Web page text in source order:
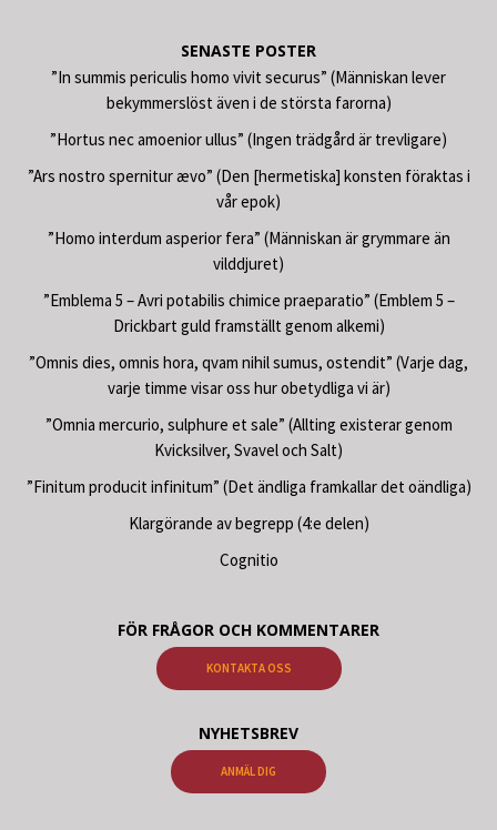
SENASTE POSTER
”In summis periculis homo vivit securus” (Människan lever
bekymmerslöst även i de största farorna)
”Hortus nec amoenior ullus” (Ingen trädgård är trevligare)
”Ars nostro spernitur ævo” (Den [hermetiska] konsten föraktas i
vår epok)
”Homo interdum asperior fera” (Människan är grymmare än
vilddjuret)
”Emblema 5 – Avri potabilis chimice praeparatio” (Emblem 5 –
Drickbart guld framställt genom alkemi)
”Omnis dies, omnis hora, qvam nihil sumus, ostendit” (Varje dag,
varje timme visar oss hur obetydliga vi är)
”Omnia mercurio, sulphure et sale” (Allting existerar genom
Kvicksilver, Svavel och Salt)
”Finitum producit infinitum” (Det ändliga framkallar det oändliga)
Klargörande av begrepp (4:e delen)
Cognitio
FÖR FRÅGOR OCH KOMMENTARER
KONTAKTA OSS
NYHETSBREV
ANMÄL DIG